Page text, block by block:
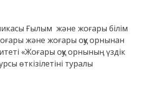
Ғылым және жоғары білім
және жоғары оқу орнынан
«Жоғары оқу орнының үздік
өткізілетіні туралы